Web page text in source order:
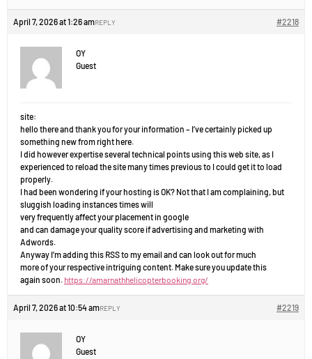
April 7, 2026 at 1:26 am #2218
REPLY
OY
Guest
site:
hello there and thank you for your information – I’ve certainly picked up
something new from right here.
I did however expertise several technical points using this web site, as I
experienced to reload the site many times previous to I could get it to load
properly.
I had been wondering if your hosting is OK? Not that I am complaining, but
sluggish loading instances times will
very frequently affect your placement in google
and can damage your quality score if advertising and marketing with
Adwords.
Anyway I’m adding this RSS to my email and can look out for much
more of your respective intriguing content. Make sure you update this
again soon. https://amarnathhelicopterbooking.org/
April 7, 2026 at 10:54 am #2219
REPLY
OY
Guest